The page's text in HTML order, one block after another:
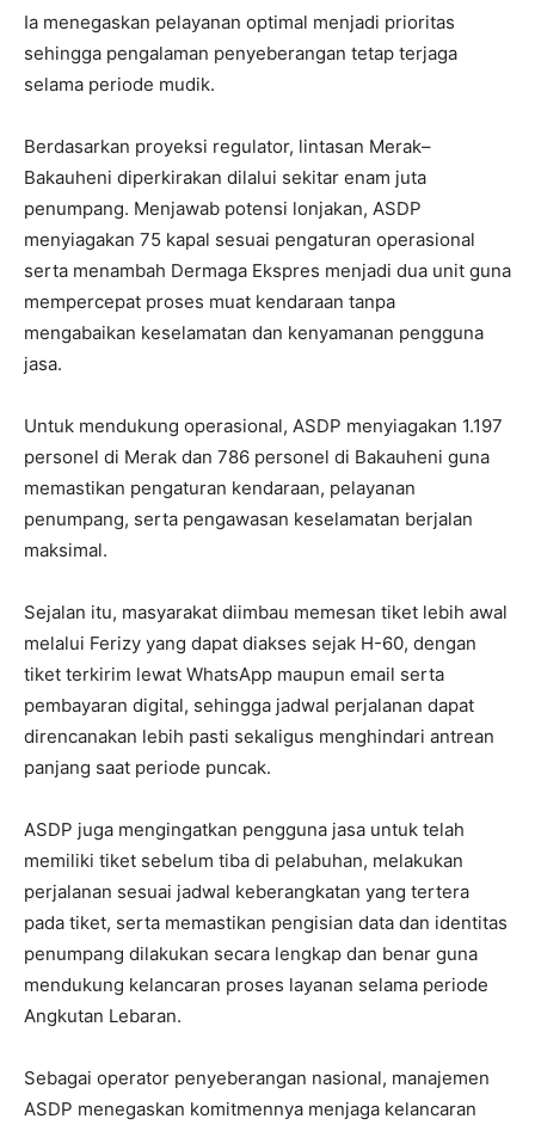
Ia menegaskan pelayanan optimal menjadi prioritas
sehingga pengalaman penyeberangan tetap terjaga
selama periode mudik.
Berdasarkan proyeksi regulator, lintasan Merak–
Bakauheni diperkirakan dilalui sekitar enam juta
penumpang. Menjawab potensi lonjakan, ASDP
menyiagakan 75 kapal sesuai pengaturan operasional
serta menambah Dermaga Ekspres menjadi dua unit guna
mempercepat proses muat kendaraan tanpa
mengabaikan keselamatan dan kenyamanan pengguna
jasa.
Untuk mendukung operasional, ASDP menyiagakan 1.197
personel di Merak dan 786 personel di Bakauheni guna
memastikan pengaturan kendaraan, pelayanan
penumpang, serta pengawasan keselamatan berjalan
maksimal.
Sejalan itu, masyarakat diimbau memesan tiket lebih awal
melalui Ferizy yang dapat diakses sejak H-60, dengan
tiket terkirim lewat WhatsApp maupun email serta
pembayaran digital, sehingga jadwal perjalanan dapat
direncanakan lebih pasti sekaligus menghindari antrean
panjang saat periode puncak.
ASDP juga mengingatkan pengguna jasa untuk telah
memiliki tiket sebelum tiba di pelabuhan, melakukan
perjalanan sesuai jadwal keberangkatan yang tertera
pada tiket, serta memastikan pengisian data dan identitas
penumpang dilakukan secara lengkap dan benar guna
mendukung kelancaran proses layanan selama periode
Angkutan Lebaran.
Sebagai operator penyeberangan nasional, manajemen
ASDP menegaskan komitmennya menjaga kelancaran